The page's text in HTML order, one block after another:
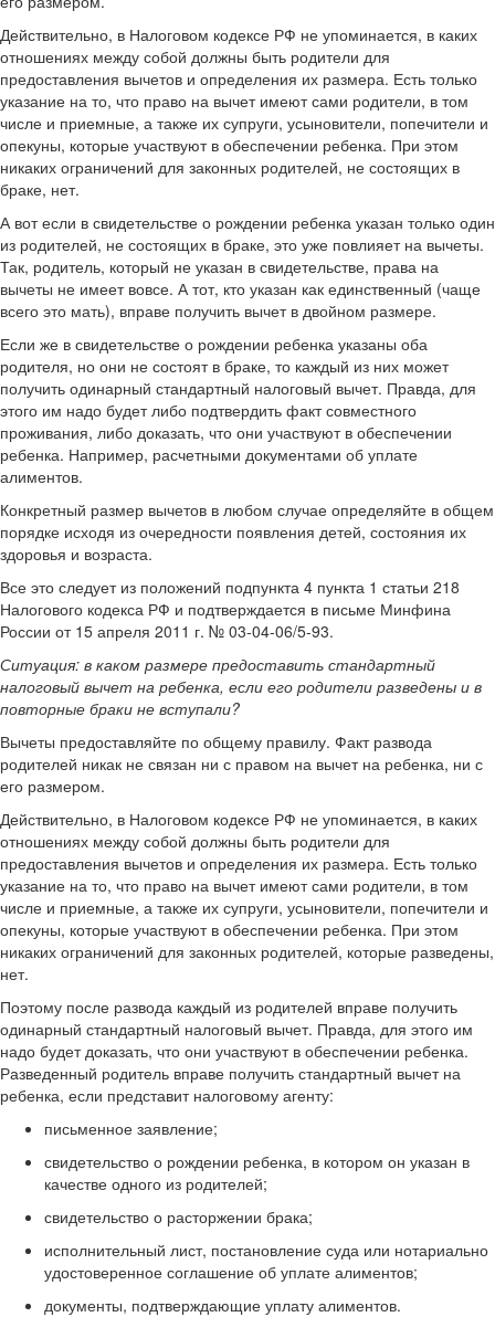
Действительно, в Налоговом кодексе РФ не упоминается, в каких
отношениях между собой должны быть родители для
предоставления вычетов и определения их размера. Есть только
указание на то, что право на вычет имеют сами родители, в том
числе и приемные, а также их супруги, усыновители, попечители и
опекуны, которые участвуют в обеспечении ребенка. При этом
никаких ограничений для законных родителей, не состоящих в
браке, нет.
А вот если в свидетельстве о рождении ребенка указан только один
из родителей, не состоящих в браке, это уже повлияет на вычеты.
Так, родитель, который не указан в свидетельстве, права на
вычеты не имеет вовсе. А тот, кто указан как единственный (чаще
всего это мать), вправе получить вычет в двойном размере.
Если же в свидетельстве о рождении ребенка указаны оба
родителя, но они не состоят в браке, то каждый из них может
получить одинарный стандартный налоговый вычет. Правда, для
этого им надо будет либо подтвердить факт совместного
проживания, либо доказать, что они участвуют в обеспечении
ребенка. Например, расчетными документами об уплате
алиментов.
Конкретный размер вычетов в любом случае определяйте в общем
порядке исходя из очередности появления детей, состояния их
здоровья и возраста.
Все это следует из положений подпункта 4 пункта 1 статьи 218
Налогового кодекса РФ и подтверждается в письме Минфина
России от 15 апреля 2011 г. № 03-04-06/5-93.
Ситуация: в каком размере предоставить стандартный
налоговый вычет на ребенка, если его родители разведены и в
повторные браки не вступали?
Вычеты предоставляйте по общему правилу. Факт развода
родителей никак не связан ни с правом на вычет на ребенка, ни с
его размером.
Действительно, в Налоговом кодексе РФ не упоминается, в каких
отношениях между собой должны быть родители для
предоставления вычетов и определения их размера. Есть только
указание на то, что право на вычет имеют сами родители, в том
числе и приемные, а также их супруги, усыновители, попечители и
опекуны, которые участвуют в обеспечении ребенка. При этом
никаких ограничений для законных родителей, которые разведены,
нет.
Поэтому после развода каждый из родителей вправе получить
одинарный стандартный налоговый вычет. Правда, для этого им
надо будет доказать, что они участвуют в обеспечении ребенка.
Разведенный родитель вправе получить стандартный вычет на
ребенка, если представит налоговому агенту:
письменное заявление;
свидетельство о рождении ребенка, в котором он указан в
качестве одного из родителей;
свидетельство о расторжении брака;
исполнительный лист, постановление суда или нотариально
удостоверенное соглашение об уплате алиментов;
документы, подтверждающие уплату алиментов.